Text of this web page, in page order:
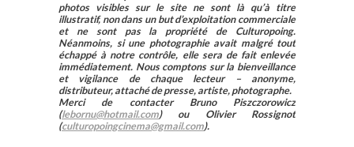
photos visibles sur le site ne sont là qu’à titre
illustratif, non dans un but d’exploitation commerciale
et ne sont pas la propriété de Culturopoing.
Néanmoins, si une photographie avait malgré tout
échappé à notre contrôle, elle sera de fait enlevée
immédiatement. Nous comptons sur la bienveillance
et vigilance de chaque lecteur – anonyme,
distributeur, attaché de presse, artiste, photographe.
Merci de contacter Bruno Piszczorowicz
(lebornu@hotmail.com) ou Olivier Rossignot
(culturopoingcinema@gmail.com).